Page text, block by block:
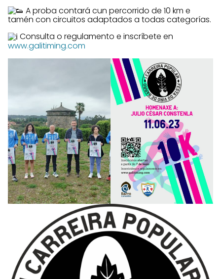
A proba contará cun percorrido de 10 km e
tamén con circuitos adaptados a todas categorías.
Consulta o regulamento e inscríbete en
www.galitiming.com